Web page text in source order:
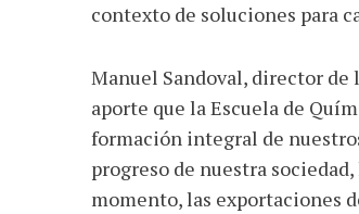
contexto de soluciones para
Manuel Sandoval, director de
aporte que la Escuela de
formación integral de
progreso de nuestra
momento, las exportaciones